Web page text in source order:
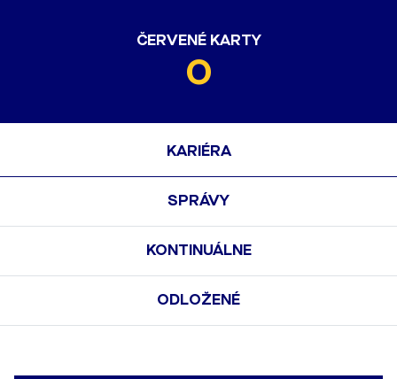
ČERVENÉ KARTY
0
KARIÉRA
SPRÁVY
KONTINUÁLNE
ODLOŽENÉ